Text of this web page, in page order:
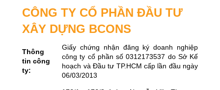
CÔNG TY CỔ PHẦN ĐẦU TƯ
XÂY DỰNG BCONS
Thông
tin công
ty:
Giấy chứng nhận đăng ký doanh nghiệp
công ty cổ phần số 0312173537 do Sở Kế
hoạch và Đầu tư TP.HCM cấp lần đầu ngày
06/03/2013